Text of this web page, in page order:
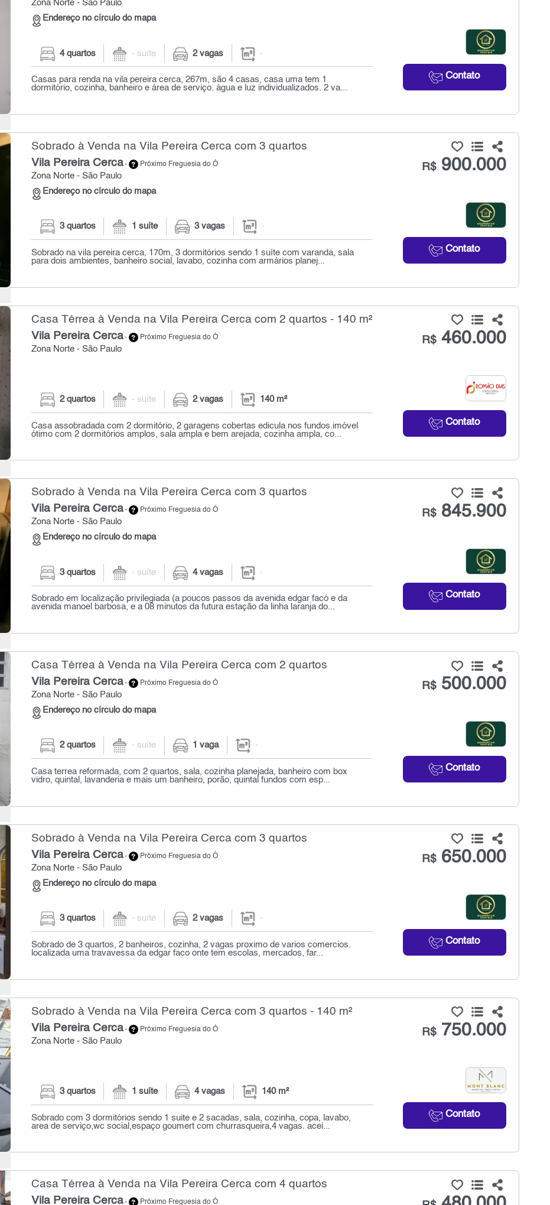
Zona Norte - São Paulo
Endereço no círculo do mapa
Contato
4 quartos - suíte 2 vagas -
Casas para renda na vila pereira cerca, 267m, são 4 casas, casa uma tem 1
dormitório, cozinha, banheiro e área de serviço. água e luz individualizados. 2 va...
Sobrado à Venda na Vila Pereira Cerca com 3 quartos
Vila Pereira Cerca- Próximo Freguesia do Ó
Zona Norte - São Paulo
Endereço no círculo do mapa
R$900.000
Contato
3 quartos 1 suíte 3 vagas -
Sobrado na vila pereira cerca, 170m, 3 dormitórios sendo 1 suíte com varanda, sala
para dois ambientes, banheiro social, lavabo, cozinha com armários planej...
Casa Térrea à Venda na Vila Pereira Cerca com 2 quartos - 140 m²
Vila Pereira Cerca- Próximo Freguesia do Ó
Zona Norte - São Paulo
R$460.000
Contato
2 quartos - suíte 2 vagas 140 m²
Casa assobradada com 2 dormitório, 2 garagens cobertas edicula nos fundos.imóvel
ótimo com 2 dormitórios amplos, sala ampla e bem arejada, cozinha ampla, co...
Sobrado à Venda na Vila Pereira Cerca com 3 quartos
Vila Pereira Cerca- Próximo Freguesia do Ó
Zona Norte - São Paulo
Endereço no círculo do mapa
R$845.900
Contato
3 quartos - suíte 4 vagas -
Sobrado em localização privilegiada (a poucos passos da avenida edgar facó e da
avenida manoel barbosa, e a 08 minutos da futura estação da linha laranja do...
Casa Térrea à Venda na Vila Pereira Cerca com 2 quartos
Vila Pereira Cerca- Próximo Freguesia do Ó
Zona Norte - São Paulo
Endereço no círculo do mapa
R$500.000
Contato
2 quartos - suíte 1 vaga -
Casa terrea reformada, com 2 quartos, sala, cozinha planejada, banheiro com box
vidro, quintal, lavanderia e mais um banheiro, porão, quintal fundos com esp...
Sobrado à Venda na Vila Pereira Cerca com 3 quartos
Vila Pereira Cerca- Próximo Freguesia do Ó
Zona Norte - São Paulo
Endereço no círculo do mapa
R$650.000
Contato
3 quartos - suíte 2 vagas -
Sobrado de 3 quartos, 2 banheiros, cozinha, 2 vagas proximo de varios comercios.
localizada uma travavessa da edgar faco onte tem escolas, mercados, far...
Sobrado à Venda na Vila Pereira Cerca com 3 quartos - 140 m²
Vila Pereira Cerca- Próximo Freguesia do Ó
Zona Norte - São Paulo
R$750.000
Contato
3 quartos 1 suíte 4 vagas 140 m²
Sobrado com 3 dormitórios sendo 1 suite e 2 sacadas, sala, cozinha, copa, lavabo,
area de serviço,wc social,espaço goumert com churrasqueira,4 vagas. acei...
Casa Térrea à Venda na Vila Pereira Cerca com 4 quartos
Vila Pereira Cerca- Próximo Freguesia do Ó